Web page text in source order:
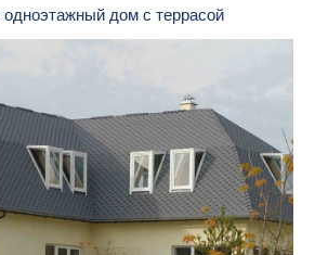
одноэтажный дом с террасой